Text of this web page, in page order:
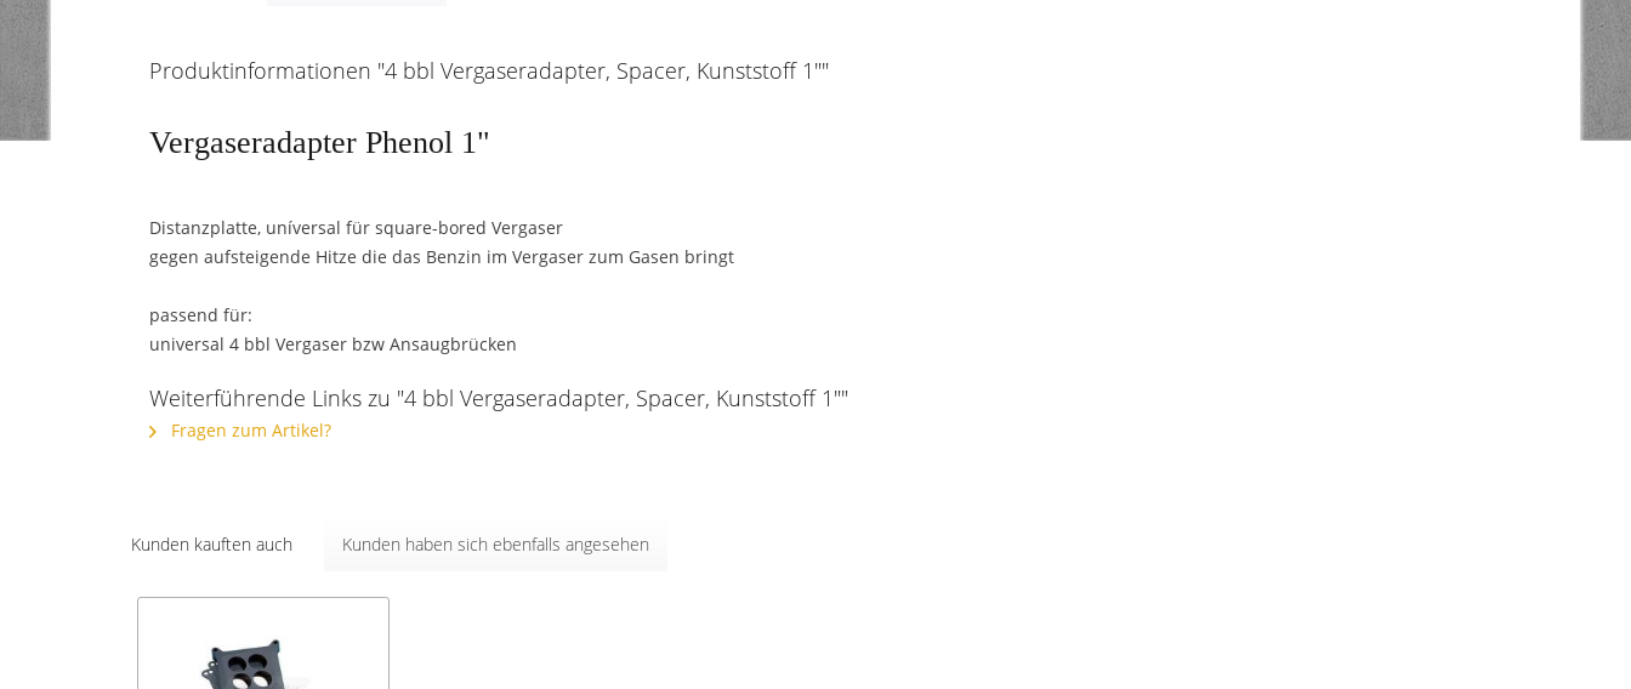
Produktinformationen "4 bbl Vergaseradapter, Spacer, Kunststoff 1""
Vergaseradapter Phenol 1"
Distanzplatte, uníversal für square-bored Vergaser
gegen aufsteigende Hitze die das Benzin im Vergaser zum Gasen bringt
passend für:
universal 4 bbl Vergaser bzw Ansaugbrücken
Weiterführende Links zu "4 bbl Vergaseradapter, Spacer, Kunststoff 1""
Fragen zum Artikel?
Kunden kauften auch Kunden haben sich ebenfalls angesehen